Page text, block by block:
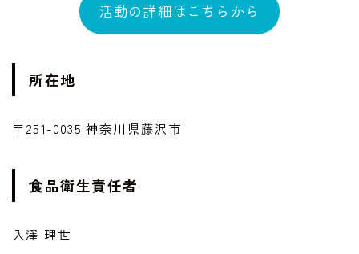
活動の詳細はこちらから
所在地
〒251-0035 神奈川県藤沢市
食品衛生責任者
入澤 理世